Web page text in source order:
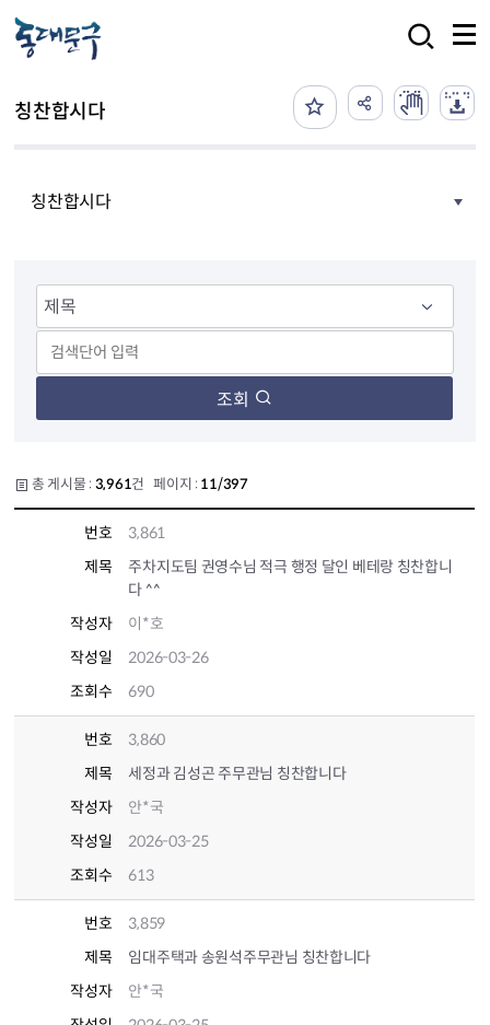
칭찬합시다
칭찬합시다
조회
총 게시물 : 3,961건 페이지 : 11/397
번호
3,861
제목
주차지도팀 권영수님 적극 행정 달인 베테랑 칭찬합니
다 ^^
작성자
이*호
작성일
2026-03-26
조회수
690
번호
3,860
제목
세정과 김성곤 주무관님 칭찬합니다
작성자
안*국
작성일
2026-03-25
조회수
613
번호
3,859
제목
임대주택과 송원석주무관님 칭찬합니다
작성자
안*국